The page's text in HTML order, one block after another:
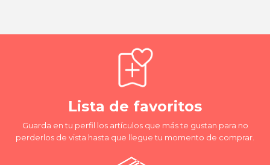
Lista de favoritos
Guarda en tu perfil los artículos que más te gustan para no
perderlos de vista hasta que llegue tu momento de comprar.